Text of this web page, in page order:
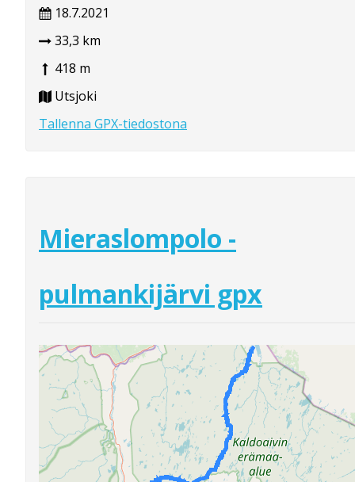
18.7.2021
33,3 km
418 m
Utsjoki
Tallenna GPX-tiedostona
Mieraslompolo -
pulmankijärvi gpx